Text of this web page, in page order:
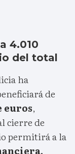
4.010
del total
ha
de
euros,
cierre de
permitirá a la